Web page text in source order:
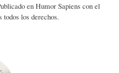
en Humor Sapiens con el
todos los derechos.